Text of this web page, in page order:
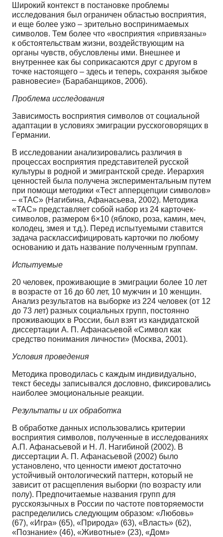
Широкий контекст в постановке проблемы
исследования был ограничен областью восприятия,
и еще более узко – зрительно воспринимаемых
символов. Тем более что «восприятия «привязаны»
к обстоятельствам жизни, воздействующим на
органы чувств, обусловлены ими. Внешнее и
внутреннее как бы соприкасаются друг с другом в
точке настоящего – здесь и теперь, сохраняя зыбкое
равновесие» (Барабанщиков, 2006).
Проблема исследования
Зависимость восприятия символов от социальной
адаптации в условиях эмиграции русскоговорящих в
Германии.
В исследовании анализировались различия в
процессах восприятия представителей русской
культуры в родной и эмигрантской среде. Иерархия
ценностей была получена экспериментальным путем
при помощи методики «Тест апперцепции символов»
– «ТАС» (Нагибина, Афанасьева, 2002). Методика
«ТАС» представляет собой набор из 24 карточек-
символов, размером 6×10 (яблоко, роза, камин, меч,
колодец, змея и т.д.). Перед испытуемыми ставится
задача расклассифицировать карточки по любому
основанию и дать название полученным группам.
Испытуемые
20 человек, проживающие в эмиграции более 10 лет
в возрасте от 16 до 60 лет, 10 мужчин и 10 женщин.
Анализ результатов на выборке из 224 человек (от 12
до 73 лет) разных социальных групп, постоянно
проживающих в России, был взят из кандидатской
диссертации А. П. Афанасьевой «Символ как
средство понимания личности» (Москва, 2001).
Условия проведения
Методика проводилась с каждым индивидуально,
текст беседы записывался дословно, фиксировались
наиболее эмоциональные реакции.
Результаты и их обработка
В обработке данных использовались критерии
восприятия символов, полученные в исследованиях
А.П. Афанасьевой и Н. Л. Нагибиной (2002). В
диссертации А. П. Афанасьевой (2002) было
установлено, что ценности имеют достаточно
устойчивый онтологический паттерн, который не
зависит от расщепления выборки (по возрасту или
полу). Предпочитаемые названия групп для
русскоязычных в России по частоте повторяемости
распределились следующим образом: «Любовь»
(67), «Игра» (65), «Природа» (63), «Власть» (62),
«Познание» (46), «Животные» (23), «Дом»